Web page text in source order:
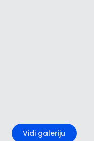
Vidi galeriju